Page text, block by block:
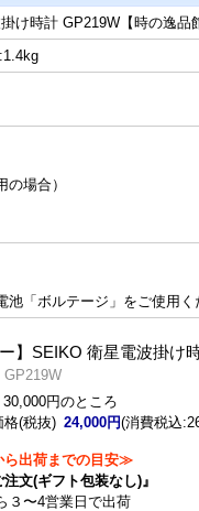
け時計 GP219W【時の逸品
の場合）
「ボルテージ」をご使用く
ー】SEIKO 衛星電波掛け
円のところ
格(税抜) 24,000円(消費税込
出荷までの目安≫
注文(ギフト包装なし)』
３〜4営業日で出荷